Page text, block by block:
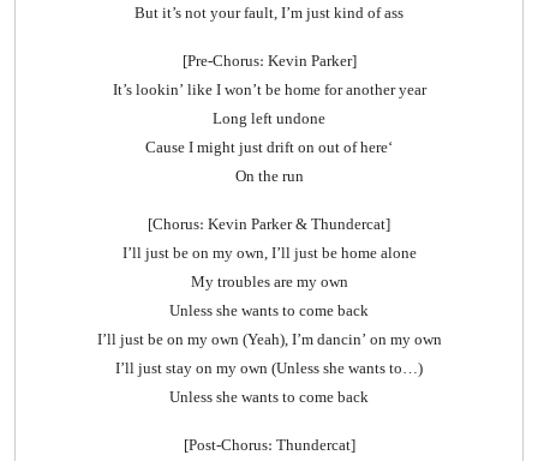
But it’s not your fault, I’m just kind of ass
[Pre-Chorus: Kevin Parker]
It’s lookin’ like I won’t be home for another year
Long left undone
‘Cause I might just drift on out of here
On the run
[Chorus: Kevin Parker & Thundercat]
I’ll just be on my own, I’ll just be home alone
My troubles are my own
Unless she wants to come back
I’ll just be on my own (Yeah), I’m dancin’ on my own
I’ll just stay on my own (Unless she wants to…)
Unless she wants to come back
[Post-Chorus: Thundercat]